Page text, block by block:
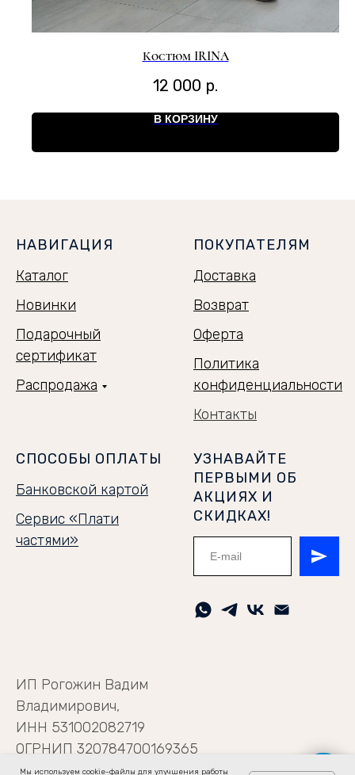
Мы используем cookie-файлы для улучшения работы
Костюм IRINA
12 000 р.
В КОРЗИНУ
НАВИГАЦИЯ
Каталог
Новинки
Подарочный
сертификат
Распродажа
ПОКУПАТЕЛЯМ
Доставка
Возврат
Оферта
Политика
конфиденциальности
Контакты
СПОСОБЫ ОПЛАТЫ
Банковской картой
Сервис «Плати
частями»
УЗНАВАЙТЕ
ПЕРВЫМИ ОБ
АКЦИЯХ И
СКИДКАХ!
ИП Рогожин Вадим
Владимирович,
ИНН 531002082719
ОГРНИП 320784700169365